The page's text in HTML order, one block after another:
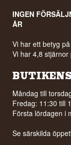
INGEN
ÅR
Vi har ett betyg
Vi har 4,8 stjärnor
Måndag till
Fredag: 11:30 till
Första lördagen i
Se särskilda